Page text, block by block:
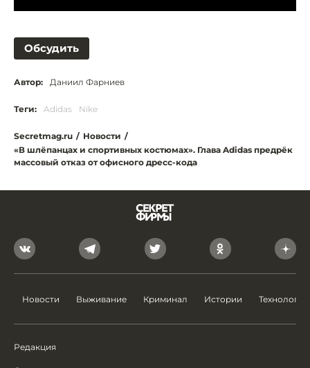
Обсудить
Автор: Даниил Фарниев
Теги: Adidas Nike
Secretmag.ru / Новости /
«В шлёпанцах и спортивных костюмах». Глава Adidas предрёк
массовый отказ от офисного дресс-кода
Новости Выживание Криминал Истории Технологии
Редакция